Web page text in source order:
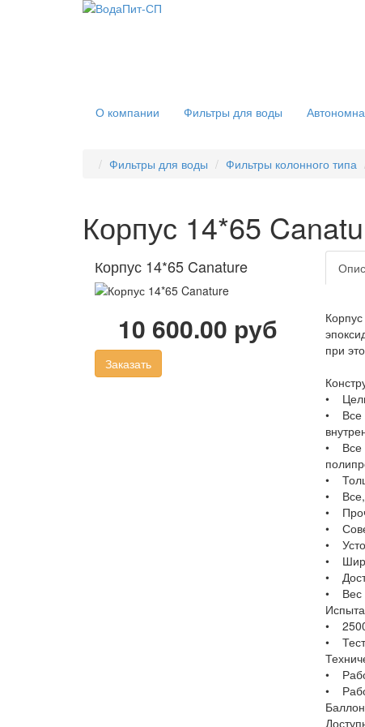
О компании Фильтры для воды
Фильтры для воды Фильтры колонного типа
Корпус 14*65
Корпус 14*65 Canature
10 600.00 руб
Заказать
при
•
• Все
• Все
•
• Все,
•
•
•
•
•
• Вес
•
• Тест
•
•